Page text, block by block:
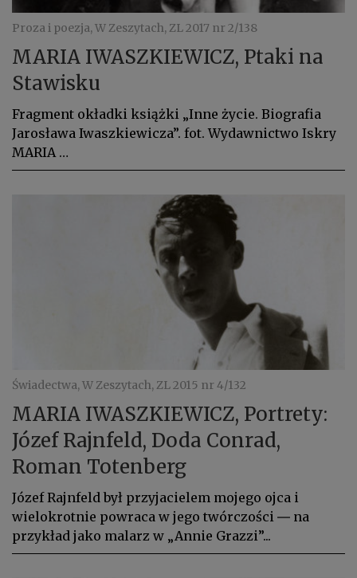
Proza i poezja, W Zeszytach, ZL 2017 nr 2/138
MARIA IWASZKIEWICZ, Ptaki na
Stawisku
Fragment okładki książki „Inne życie. Biografia
Jarosława Iwaszkiewicza”. fot. Wydawnictwo Iskry
MARIA …
Świadectwa, W Zeszytach, ZL 2015 nr 4/132
MARIA IWASZKIEWICZ, Portrety:
Józef Rajnfeld, Doda Conrad,
Roman Totenberg
Józef Rajnfeld był przyjacielem mojego ojca i
wielokrotnie powraca w jego twórczości ― na
przykład jako malarz w „Annie Grazzi”...